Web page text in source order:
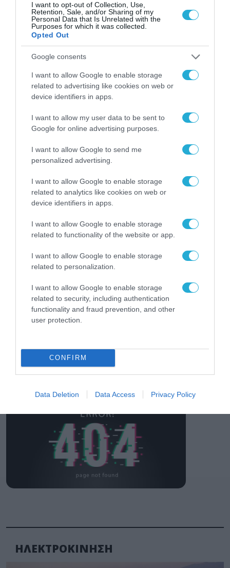
I want to opt-out of Collection, Use,
Retention, Sale, and/or Sharing of my
Personal Data that Is Unrelated with the
Purposes for which it was collected.
Opted Out
Google consents
I want to allow Google to enable storage
related to advertising like cookies on web or
device identifiers in apps.
I want to allow my user data to be sent to
Google for online advertising purposes.
I want to allow Google to send me
personalized advertising.
I want to allow Google to enable storage
related to analytics like cookies on web or
device identifiers in apps.
I want to allow Google to enable storage
related to functionality of the website or app.
I want to allow Google to enable storage
related to personalization.
I want to allow Google to enable storage
related to security, including authentication
functionality and fraud prevention, and other
user protection.
CONFIRM
Data Deletion Data Access Privacy Policy
ΡΟΗ ΕΙΔΗΣΕΩΝ
Το χρηματοδοτούμενο
από την ΕΕ έργο “The
Gaming Police”
των παιδιών στο
διαδίκτυο
για τα πρόστιμα σε
παραβάσεις που
αφορούν τους ΦΗΜ
Σ. Καλαφάτης: «Η
Τεχνητή Νοημοσύνη
νέα τεχνολογία, είναι
μια νέα βιομηχανική
Νέος οδηγός του ΕΚΤ
για τη χρηματοδότηση
των ελληνικών
επιχειρήσεων στον
χώρο της άμυνας
31.07.2026
Η πιο ταξιδιάρικη
βαλίτσα του φετινού
ΟΛΗ Η ΡΟΗ ΕΙΔΗΣΕΩΝ
ΗΛΕΚΤΡΟΚΙΝΗΣΗ